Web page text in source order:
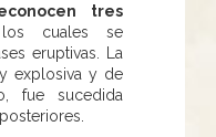
tres
cuales se
eruptivas. La
explosiva y de
fue sucedida